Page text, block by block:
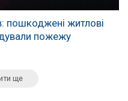
пошкоджені житлові
пожежу
ще